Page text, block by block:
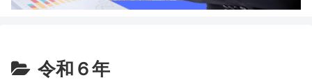
令和６年